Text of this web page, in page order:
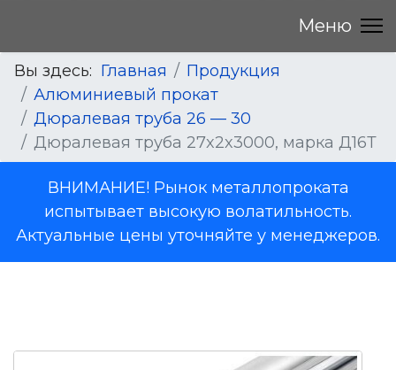
Вы здесь: Главная
Продукция
Алюминиевый прокат
Дюралевая труба 26 — 30
Дюралевая труба 27x2x3000, марка Д16Т
ВНИМАНИЕ! Рынок металлопроката
испытывает высокую волатильность.
Актуальные цены уточняйте у менеджеров.